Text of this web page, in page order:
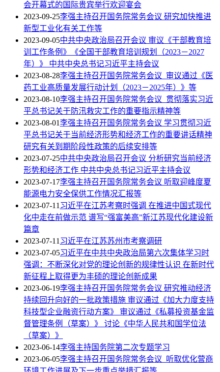
会开幕式的国际贵宾举行欢迎宴会
2023-09-25李强主持召开国务院常务会议 研究加快推进
新型工业化有关工作等
2023-09-05中共中央政治局召开会议 审议《干部教育培
训工作条例》《全国干部教育培训规划（2023－2027
年）》 中共中央总书记习近平主持会议
2023-08-28李强主持召开国务院常务会议 审议通过《医
药工业高质量发展行动计划（2023－2025年）》等
2023-08-10李强主持召开国务院常务会议 贯彻落实习近
平总书记关于防汛救灾工作的重要指示精神等
2023-08-01李强主持召开国务院常务会议 学习贯彻习近
平总书记关于当前经济形势和经济工作的重要讲话精神
研究有关到期阶段性政策的后续安排等
2023-07-25中共中央政治局召开会议 分析研究当前经济
形势和经济工作 中共中央总书记习近平主持会议
2023-07-17李强主持召开国务院常务会议 听取迎峰度夏
能源电力安全保供工作情况汇报等
2023-07-11习近平在江苏考察时强调 在推进中国式现代
化中走在前做示范 谱写“强富美高”新江苏现代化建设新
篇章
2023-07-11习近平在江苏苏州市考察调研
2023-07-05习近平在中共中央政治局第六次集体学习时
强调：不断深化对党的理论创新的规律性认识 在新时代
新征程上取得更为丰硕的理论创新成果
2023-06-19李强主持召开国务院常务会议 研究推动经济
持续回升向好的一批政策措施 审议通过《加大力度支持
科技型企业融资行动方案》 审议通过《私募投资基金监
督管理条例（草案）》 讨论《中华人民共和国学位法
（草案）》
2023-06-14李强主持国务院第二次专题学习
2023-06-05李强主持召开国务院常务会议 听取优化营商